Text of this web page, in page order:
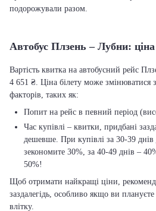
подорожували разом.
Автобус Плзень – Лубни:
Вартість квитка на автобусний рейс
4 651 ₴. Ціна білету може змінюватися
факторів, таких як:
Попит на рейс в певний період
Час купівлі – квитки, придбані
дешевше. При купівлі за 30-39 днів
зекономите 30%, за 40-49 днів –
50%!
Щоб отримати найкращі ціни,
заздалегідь, особливо якщо ви
влітку.